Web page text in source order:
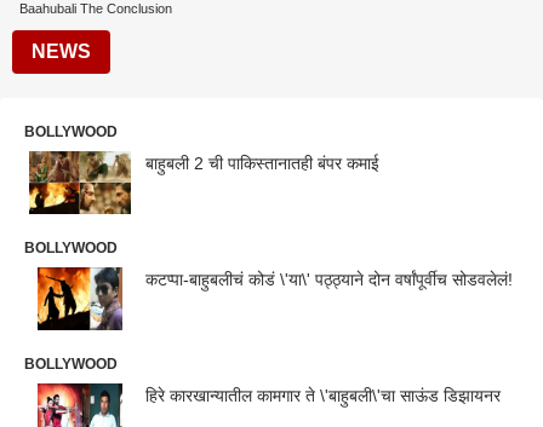
Baahubali The Conclusion
NEWS
BOLLYWOOD
बाहुबली 2 ची पाकिस्तानातही बंपर कमाई
BOLLYWOOD
कटप्पा-बाहुबलीचं कोडं \'या\' पठ्ठ्याने दोन वर्षांपूर्वीच सोडवलेलं!
BOLLYWOOD
हिरे कारखान्यातील कामगार ते \'बाहुबली\'चा साऊंड डिझायनर